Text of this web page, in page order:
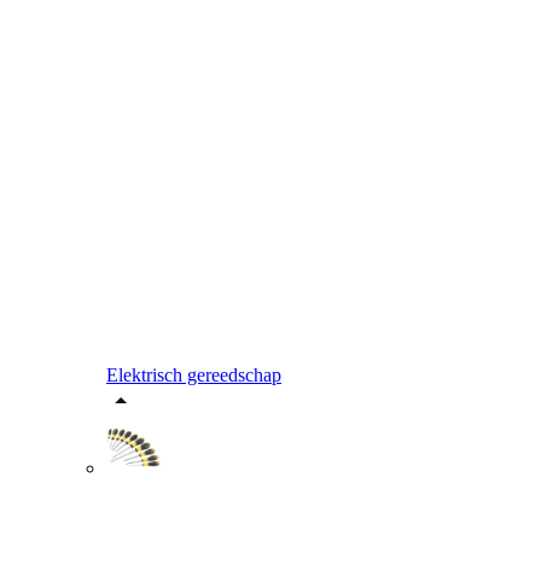
Elektrisch gereedschap